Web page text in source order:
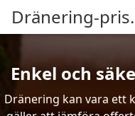
Dränering-
Enkel och
Dränering kan vara ett